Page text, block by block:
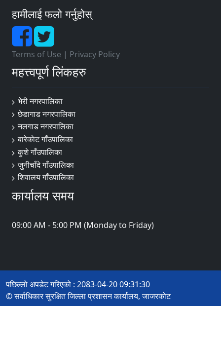
हामीलाई फलो गर्नुहोस्
Terms of Use | Privacy Policy
महत्त्वपूर्ण लिंकहरु
भेरी नगरपालिका
छेडागाड नगरपालिका
नलगाड नगरपालिका
बारेकाेट गाँउपालिका
कुशे गाँउपालिका
जुनीचाँदे गाँउपालिका
शिवालय गाँउपालिका
कार्यालय समय
09:00 AM - 5:00 PM (Monday to Friday)
पछिल्लो अपडेट गरिएको : 2083-04-20 09:31:30
© सर्वाधिकार सुरक्षित जिल्ला प्रशासन कार्यालय, जाजरकोट